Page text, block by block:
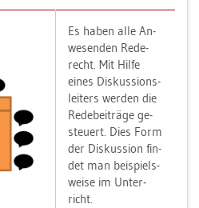
Es haben alle An­
we­sen­den Re­de­
recht. Mit Hilfe
eines Dis­kus­si­ons­
lei­ters wer­den die
Re­de­bei­trä­ge ge­
steu­ert. Dies Form
der Dis­kus­si­on fin­
det man bei­spiels­
wei­se im Un­ter­
richt.